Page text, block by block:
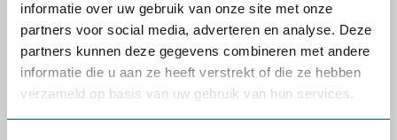
informatie over uw gebruik van onze site met onze
partners voor social media, adverteren en analyse. Deze
partners kunnen deze gegevens combineren met andere
informatie die u aan ze heeft verstrekt of die ze hebben
verzameld op basis van uw gebruik van hun services.
Ervaren of een product